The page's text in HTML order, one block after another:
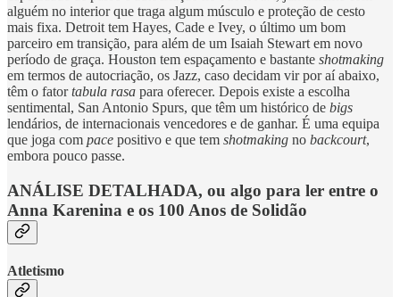
alguém no interior que traga algum músculo e proteção de cesto
mais fixa. Detroit tem Hayes, Cade e Ivey, o último um bom
parceiro em transição, para além de um Isaiah Stewart em novo
período de graça. Houston tem espaçamento e bastante shotmaking
em termos de autocriação, os Jazz, caso decidam vir por aí abaixo,
têm o fatortabula rasa para oferecer. Depois existe a escolha
sentimental, San Antonio Spurs, que têm um histórico de bigs
lendários, de internacionais vencedores e de ganhar. É uma equipa
que joga com pace positivo e que tem shotmaking no backcourt,
embora pouco passe.
ANÁLISE DETALHADA, ou algo para ler entre o
Anna Karenina e os 100 Anos de Solidão
Atletismo